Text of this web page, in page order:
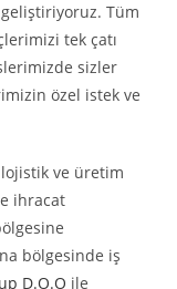
Tüm
tek çatı
sizler
özel istek ve
ve üretim
ihracat
bölgesinde iş
D.O.O ile